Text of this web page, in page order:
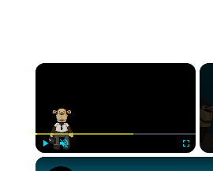
×